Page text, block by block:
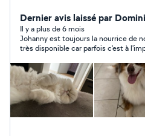
Dernier avis laissé par
Il y a plus de 6 mois
Johanny est toujours la nourrice de
très disponible car parfois c'est à
aussi (mais des chats). Elle est très